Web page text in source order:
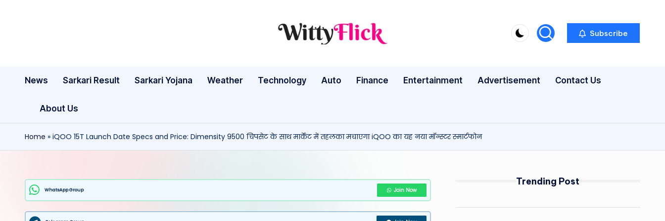
W
ty
ic
k:
te
WittyFlick:
Tech
Around
Subscribe
News Sarkari Result Sarkari Yojana Weather Technology Auto Finance Entertainment Advertisement Contact Us
About Us
Home » iQOO 15T Launch Date Specs and Price: Dimensity 9500 चिपसेट के साथ मार्केट में तहलका मचाएगा iQOO का यह नया मॉन्स्टर स्मार्टफोन
WhatsApp Group Join Now
Trending Post